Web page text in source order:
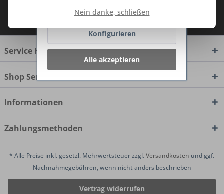
Ich habe dieDatenschutzbestimmungen
Service Hotline
Shop Service
Informationen
Zahlungsmethoden
* Alle Preise inkl. gesetzl. Mehrwertsteuer zzgl.Versandkosten und ggf.
Nachnahmegebühren, wenn nicht anders beschrieben
Vertrag widerrufen
Nein danke, schließen
Ablehnen
Konfigurieren
Alle akzeptieren